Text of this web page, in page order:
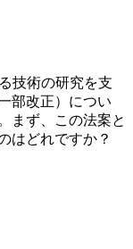
技術の研究を支
部改正）につい
まず、この法案と
はどれですか？